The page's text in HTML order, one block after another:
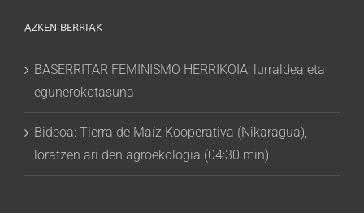
AZKEN BERRIAK
BASERRITAR FEMINISMO HERRIKOIA: lurraldea eta
egunerokotasuna
Bideoa: Tierra de Maíz Kooperativa (Nikaragua),
loratzen ari den agroekologia (04:30 min)